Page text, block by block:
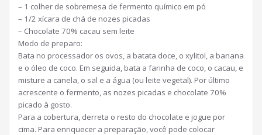
– 1 colher de sobremesa de fermento químico em pó
– 1/2 xícara de chá de nozes picadas
– Chocolate 70% cacau sem leite
Modo de preparo:
Bata no processador os ovos, a batata doce, o xylitol, a banana
e o óleo de coco. Em seguida, bata a farinha de coco, o cacau, e
misture a canela, o sal e a água (ou leite vegetal). Por último
acrescente o fermento, as nozes picadas e chocolate 70%
picado à gosto.
Para a cobertura, derreta o resto do chocolate e jogue por
cima. Para enriquecer a preparação, você pode colocar